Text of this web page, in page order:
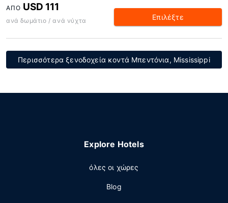
ΑΠΌ USD 111
ανά δωμάτιο / ανά νύχτα Επιλέξτε
Περισσότερα ξενοδοχεία κοντά Μπεντόνια, Mississippi
Explore Hotels
όλες οι χώρες
Blog